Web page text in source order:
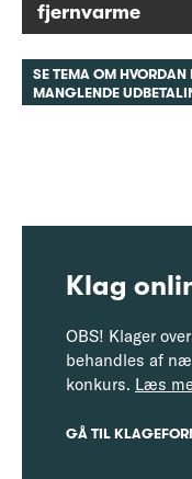
fjernvarme
SE TEMA OM
MANGLENDE
Klag
OBS! Klager
behandles af
konkurs. Læs
GÅ TIL